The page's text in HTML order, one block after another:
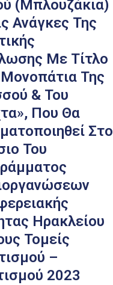
(μπλουζάκια)
Ανάγκες Της
Με Τίτλο
Της
& Του
Που Θα
Στο
Του
Ηρακλείου
Τομείς
–
2023